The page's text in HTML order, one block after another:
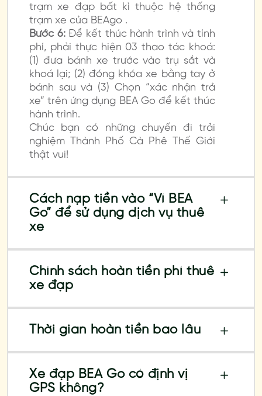
trạm xe đạp bất kì thuộc hệ thống
trạm xe của BEAgo .
Bước 6:Để kết thúc hành trình và tính
phí, phải thực hiện 03 thao tác khoá:
(1) đưa bánh xe trước vào trụ sắt và
khoá lại; (2) đóng khóa xe bằng tay ở
bánh sau và (3) Chọn “xác nhận trả
xe” trên ứng dụng BEA Go để kết thúc
hành trình.
Chúc bạn có những chuyến đi trải
nghiệm Thành Phố Cà Phê Thế Giới
thật vui!
Cách nạp tiền vào “Ví BEA
Go” để sử dụng dịch vụ thuê
xe
Chính sách hoàn tiền phí thuê
xe đạp
Thời gian hoàn tiền bao lâu
Xe đạp BEA Go có định vị
GPS không?